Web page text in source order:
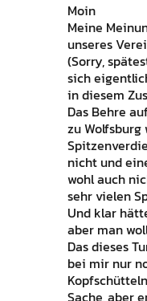
Moin
Meine
unseres
(Sorry,
sich
in diesem
Das Behre
zu
nicht und
wohl auch
sehr vielen
Und klar
aber man
Das dieses
bei mir nur